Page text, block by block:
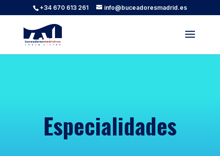
+34 670 613 261 info@buceadoresmadrid.es
Especialidades